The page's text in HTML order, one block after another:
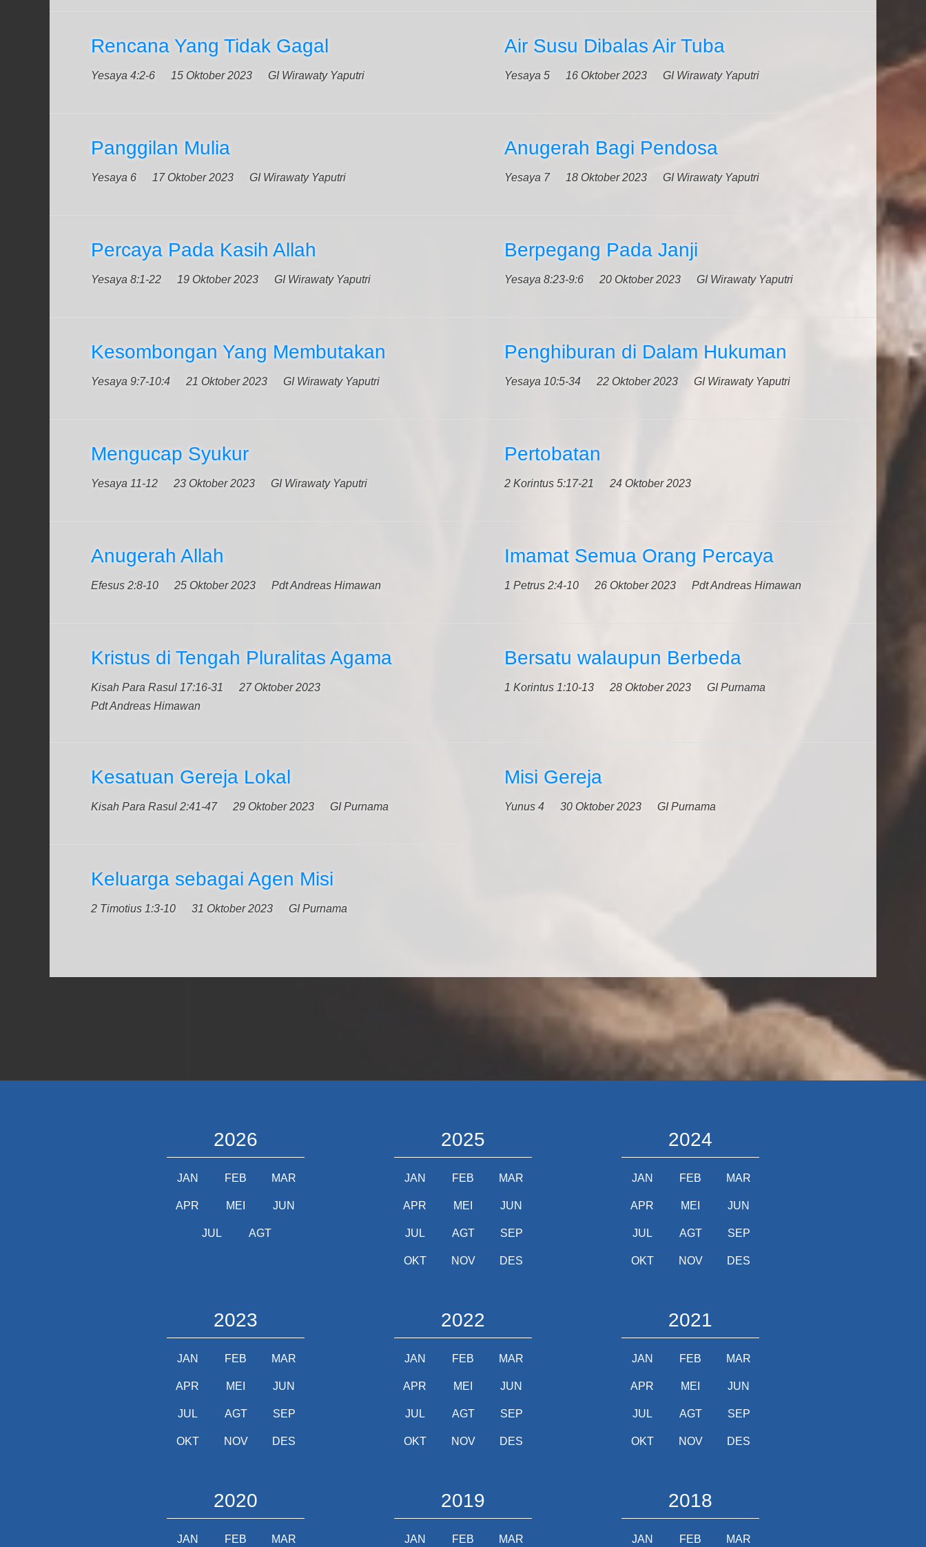
Rencana Yang Tidak Gagal
Yesaya 4:2-6 15 Oktober 2023 GI Wirawaty Yaputri
Air Susu Dibalas Air Tuba
Yesaya 5 16 Oktober 2023 GI Wirawaty Yaputri
Panggilan Mulia
Yesaya 6 17 Oktober 2023 GI Wirawaty Yaputri
Anugerah Bagi Pendosa
Yesaya 7 18 Oktober 2023 GI Wirawaty Yaputri
Percaya Pada Kasih Allah
Yesaya 8:1-22 19 Oktober 2023 GI Wirawaty Yaputri
Berpegang Pada Janji
Yesaya 8:23-9:6 20 Oktober 2023 GI Wirawaty Yaputri
Kesombongan Yang Membutakan
Yesaya 9:7-10:4 21 Oktober 2023 GI Wirawaty Yaputri
Penghiburan di Dalam Hukuman
Yesaya 10:5-34 22 Oktober 2023 GI Wirawaty Yaputri
Mengucap Syukur
Yesaya 11-12 23 Oktober 2023 GI Wirawaty Yaputri
Pertobatan
2 Korintus 5:17-21 24 Oktober 2023
Anugerah Allah
Efesus 2:8-10 25 Oktober 2023 Pdt Andreas Himawan
Imamat Semua Orang Percaya
1 Petrus 2:4-10 26 Oktober 2023 Pdt Andreas Himawan
Kristus di Tengah Pluralitas Agama
Kisah Para Rasul 17:16-31
27 Oktober 2023
Pdt Andreas Himawan
Bersatu walaupun Berbeda
1 Korintus 1:10-13 28 Oktober 2023 GI Purnama
Kesatuan Gereja Lokal
Kisah Para Rasul 2:41-47 29 Oktober 2023 GI Purnama
Misi Gereja
Yunus 4 30 Oktober 2023 GI Purnama
Keluarga sebagai Agen Misi
2 Timotius 1:3-10 31 Oktober 2023 GI Purnama
2026
JAN FEB MAR
APR MEI JUN
JUL AGT
2025
JAN FEB MAR
APR MEI JUN
JUL AGT SEP
OKT NOV DES
2024
JAN FEB MAR
APR MEI JUN
JUL AGT SEP
OKT NOV DES
2023
JAN FEB MAR
APR MEI JUN
JUL AGT SEP
OKT NOV DES
2022
JAN FEB MAR
APR MEI JUN
JUL AGT SEP
OKT NOV DES
2021
JAN FEB MAR
APR MEI JUN
JUL AGT SEP
OKT NOV DES
2020
JAN FEB MAR
2019
JAN FEB MAR
2018
JAN FEB MAR